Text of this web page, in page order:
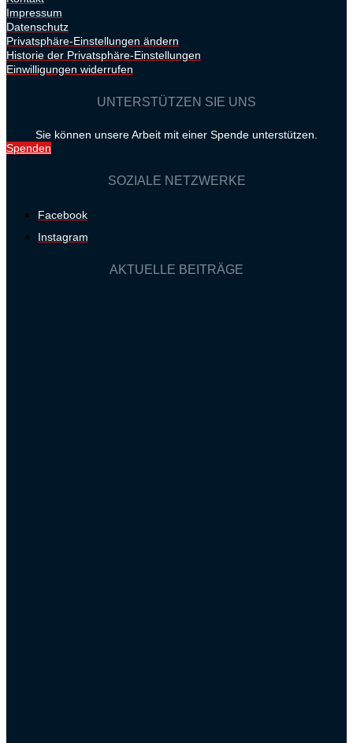
Impressum
Datenschutz
Privatsphäre-Einstellungen ändern
Historie der Privatsphäre-Einstellungen
Einwilligungen widerrufen
UNTERSTÜTZEN SIE UNS
Sie können unsere Arbeit mit einer Spende unterstützen.
Spenden
SOZIALE NETZWERKE
Facebook
Instagram
AKTUELLE BEITRÄGE